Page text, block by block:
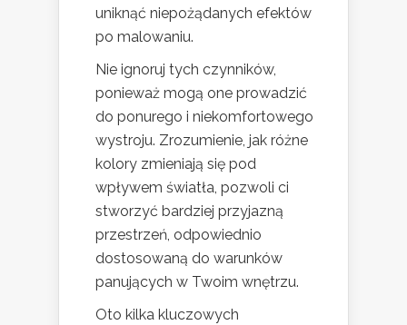
uniknąć niepożądanych efektów
po malowaniu.
Nie ignoruj tych czynników,
ponieważ mogą one prowadzić
do ponurego i niekomfortowego
wystroju. Zrozumienie, jak różne
kolory zmieniają się pod
wpływem światła, pozwoli ci
stworzyć bardziej przyjazną
przestrzeń, odpowiednio
dostosowaną do warunków
panujących w Twoim wnętrzu.
Oto kilka kluczowych